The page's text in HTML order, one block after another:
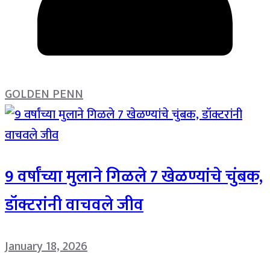
GOLDEN PENN
9 वर्षांच्या मुलाने गिळले 7 खेळण्यांचे चुंबक,
डॉक्टरांनी वाचवले जीव
January 18, 2026